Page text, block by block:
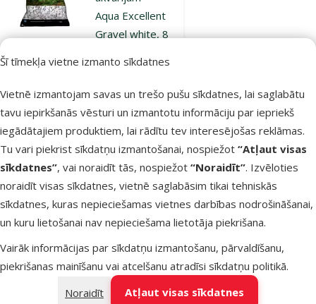
Šī tīmekļa vietne izmanto sīkdatnes
Vietnē izmantojam savas un trešo pušu sīkdatnes, lai saglabātu
tavu iepirkšanās vēsturi un izmantotu informāciju par iepriekš
iegādātajiem produktiem, lai rādītu tev interesējošas reklāmas.
Tu vari piekrist sīkdatņu izmantošanai, nospiežot “Atļaut visas
sīkdatnes”, vai noraidīt tās, nospiežot “Noraidīt”. Izvēloties
noraidīt visas sīkdatnes, vietnē saglabāsim tikai tehniskās
sīkdatnes, kuras nepieciešamas vietnes darbības nodrošināšanai,
un kuru lietošanai nav nepieciešama lietotāja piekrišana.
Vairāk informācijas par sīkdatņu izmantošanu, pārvaldīšanu,
piekrišanas mainīšanu vai atcelšanu atradīsi sīkdatņu politikā.
Noraidīt
Atļaut visas sīkdatnes
Aqua Excellent
Gravel white, 8
Noliktavā Pievienot grozam
Grunts
akvārijam –
Aqua Excellent
Gravel white, 2
- 4 mm, 8 kg
Atsauksmes 0%